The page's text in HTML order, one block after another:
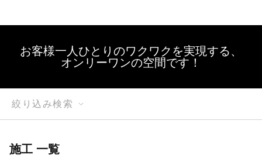
お客様一人ひとりのワクワクを実現する、
オンリーワンの空間です！
絞り込み検索
施工 一覧